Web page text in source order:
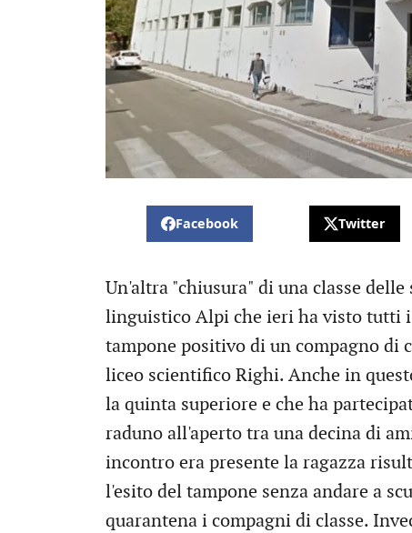
Facebook Twitter
Un'altra "chiusura" di una classe
linguistico Alpi che ieri ha visto tutti
tampone positivo di un compagno di
liceo scientifico Righi. Anche in
la quinta superiore e che ha
raduno all'aperto tra una decina di
incontro era presente la ragazza
l'esito del tampone senza andare a
quarantena i compagni di classe.